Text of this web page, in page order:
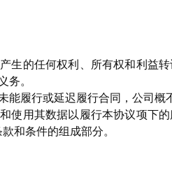
生的任何权利、所有权和利益
务。
履行或延迟履行合同，公司概
使用其数据以履行本协议项下
和条件的组成部分。